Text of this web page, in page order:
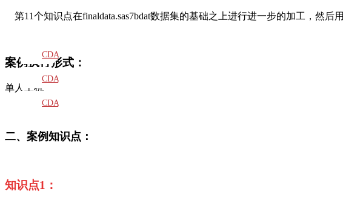
第11个知识点在finaldata.sas7bdat数据集的基础之上进行进一步的加工，然后用
案例执行形式 ：
单人 上机
二、案例知识点：
知识点1 ：
CDA
教材
CDA
题库
CDA